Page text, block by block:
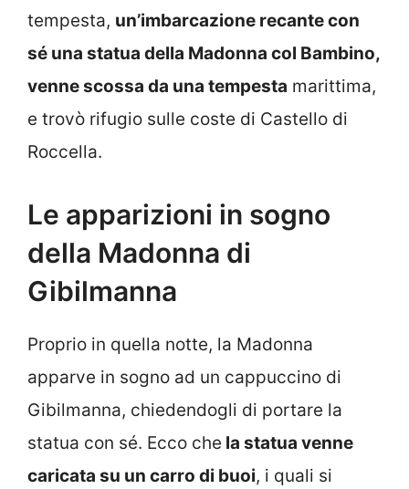
tempesta, un’imbarcazione recante con
sé una statua della Madonna col Bambino,
venne scossa da una tempesta marittima,
e trovò rifugio sulle coste di Castello di
Roccella.
Le apparizioni in sogno
della Madonna di
Gibilmanna
Proprio in quella notte, la Madonna
apparve in sogno ad un cappuccino di
Gibilmanna, chiedendogli di portare la
statua con sé. Ecco che la statua venne
caricata su un carro di buoi, i quali si